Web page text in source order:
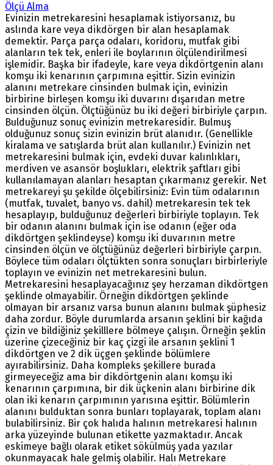
Ölçü Alma
Evinizin metrekaresini hesaplamak istiyorsanız, bu
aslında kare veya dikdörgen bir alan hesaplamak
demektir. Parça parça odaları, koridoru, mutfak gibi
alanların tek tek, enleri ile boylarının ölçülendirilmesi
işlemidir. Başka bir ifadeyle, kare veya dikdörtgenin alanı
komşu iki kenarının çarpımına eşittir. Sizin evinizin
alanını metrekare cinsinden bulmak için, evinizin
birbirine birleşen komşu iki duvarını dışarıdan metre
cinsinden ölçün. Ölçtüğünüz bu iki değeri birbiriyle çarpın.
Bulduğunuz sonuç evinizin metrekaresidir. Bulmuş
olduğunuz sonuç sizin evinizin brüt alanıdır. (Genellikle
kiralama ve satışlarda brüt alan kullanılır.) Evinizin net
metrekaresini bulmak için, evdeki duvar kalınlıkları,
merdiven ve asansör boşlukları, elektrik şaftları gibi
kullanılamayan alanları hesaptan çıkarmanız gerekir. Net
metrekareyi şu şekilde ölçebilirsiniz: Evin tüm odalarının
(mutfak, tuvalet, banyo vs. dahil) metrekaresin tek tek
hesaplayıp, bulduğunuz değerleri birbiriyle toplayın. Tek
bir odanın alanını bulmak için ise odanın (eğer oda
dikdörtgen şeklindeyse) komşu iki duvarının metre
cinsinden ölçün ve ölçtüğünüz değerleri birbiriyle çarpın.
Böylece tüm odaları ölçtükten sonra sonuçları birbirleriyle
toplayın ve evinizin net metrekaresini bulun.
Metrekaresini hesaplayacağınız şey herzaman dikdörtgen
şeklinde olmayabilir. Örneğin dikdörtgen şeklinde
olmayan bir arsanız varsa bunun alanını bulmak şüphesiz
daha zordur. Böyle durumlarda arsanın şeklini bir kağıda
çizin ve bildiğiniz şekilllere bölmeye çalışın. Örneğin şeklin
üzerine çizeceğiniz bir kaç çizgi ile arsanın şeklini 1
dikdörtgen ve 2 dik üçgen şeklinde bölümlere
ayırabilirsiniz. Daha kompleks şekillere burada
girmeyeceğiz ama bir dikdörtgenin alanı komşu iki
kenarının çarpımına, bir dik üçkenin alanı birbirine dik
olan iki kenarın çarpımının yarısına eşittir. Bölümlerin
alanını bulduktan sonra bunları toplayarak, toplam alanı
bulabilirsiniz. Bir çok halıda halının metrekaresi halının
arka yüzeyinde bulunan etikette yazmaktadır. Ancak
eskimeye bağlı olarak etiket sökülmüş yada yazılar
okunmayacak hale gelmiş olabilir. Halı Metrekare